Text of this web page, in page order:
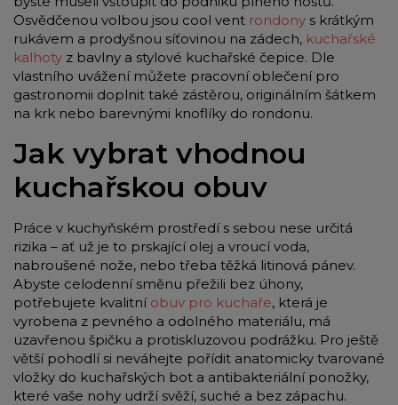
Osvědčenou volbou jsou cool vent rondony s krátkým
rukávem a prodyšnou síťovinou na zádech, kuchařské
kalhoty z bavlny a stylové kuchařské čepice. Dle
vlastního uvážení můžete pracovní oblečení pro
gastronomii doplnit také zástěrou, originálním šátkem
na krk nebo barevnými knoflíky do rondonu.
Jak vybrat vhodnou
kuchařskou obuv
Práce v kuchyňském prostředí s sebou nese určitá
rizika – ať už je to prskající olej a vroucí voda,
nabroušené nože, nebo třeba těžká litinová pánev.
Abyste celodenní směnu přežili bez úhony,
potřebujete kvalitní obuv pro kuchaře, která je
vyrobena z pevného a odolného materiálu, má
uzavřenou špičku a protiskluzovou podrážku. Pro ještě
větší pohodlí si neváhejte pořídit anatomicky tvarované
vložky do kuchařských bot a antibakteriální ponožky,
které vaše nohy udrží svěží, suché a bez zápachu.